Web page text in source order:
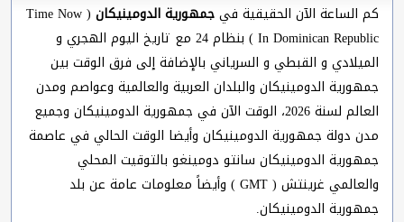
كم الساعة الآن الحقيقية فيجمهورية الدومينيكان ( Time Now
In Dominican Republic ) بنظام 24 مع تاريخ اليوم الهجري و
الميلادي و القبطي و السرياني بالإضافة إلى فرق الوقت بين
جمهورية الدومينيكان والبلدان العربية والعالمية وعواصم ومدن
العالم لسنة 2026، الوقت الآن في جمهورية الدومينيكان وجميع
مدن دولة جمهورية الدومينيكان وأيضا الوقت الحالي في عاصمة
جمهورية الدومينيكان سانتو دومينغو بالتوقيت المحلي
والعالمي غرينتش ( GMT ) وأيضاً معلومات عامة عن بلد
جمهورية الدومينيكان.